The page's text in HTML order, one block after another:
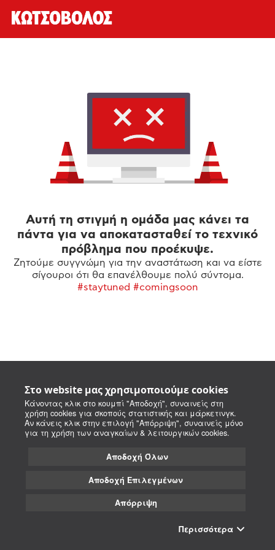
Στο website μας χρησιμοποιούμε cookies
Κάνοντας κλικ στο κουμπί "Αποδοχή", συναινείς στη
χρήση cookies για σκοπούς στατιστικής και μάρκετινγκ.
Αν κάνεις κλικ στην επιλογή "Απόρριψη", συναινείς μόνο
για τη χρήση των αναγκαίων & λειτουργικών cookies.
Αποδοχή Όλων
Αποδοχή Επιλεγμένων
Απόρριψη
Περισσότερα
Αυτή τη στιγμή η ομάδα μας κάνει τα
πάντα για να αποκατασταθεί το τεχνικό
πρόβλημα που προέκυψε.
Ζητούμε συγγνώμη για την αναστάτωση και να είστε
σίγουροι ότι θα επανέλθουμε πολύ σύντομα.
#staytuned #comingsoon